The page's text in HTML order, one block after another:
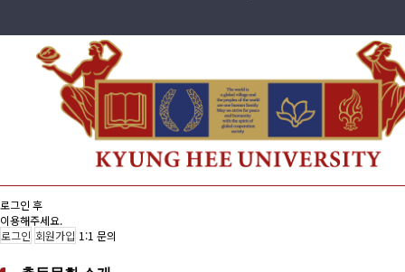
로그인 후
이용해주세요.
로그인 회원가입 1:1 문의